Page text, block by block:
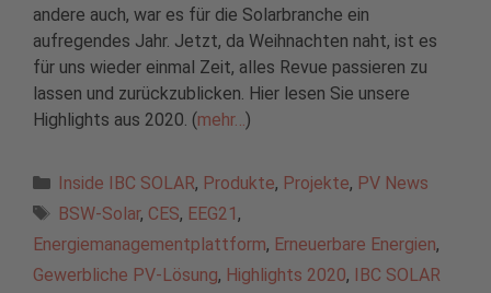
andere auch, war es für die Solarbranche ein
aufregendes Jahr. Jetzt, da Weihnachten naht, ist es
für uns wieder einmal Zeit, alles Revue passieren zu
lassen und zurückzublicken. Hier lesen Sie unsere
Highlights aus 2020. (mehr… )
Kategorien
Inside IBC SOLAR, Produkte, Projekte, PV News
Schlagwörter
BSW-Solar, CES, EEG21,
Energiemanagementplattform, Erneuerbare Energien,
Gewerbliche PV-Lösung, Highlights 2020, IBC SOLAR